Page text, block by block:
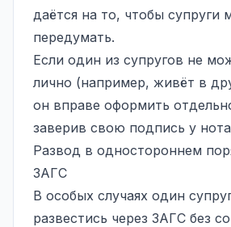
даётся на то, чтобы супруги
передумать.
Если один из супругов не
лично (например, живёт в
он вправе оформить
заверив свою подпись у
Развод в одностороннем
ЗАГС
В особых случаях один
развестись через ЗАГС без